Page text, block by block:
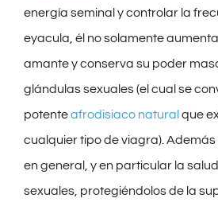
energía seminal y controlar la
eyacula, él no solamente
amante y conserva su poder
glándulas sexuales (el cual se
potenteafrodisiaco natural que
cualquier tipo de viagra).
en general, y en particular la
sexuales, protegiéndolos de la